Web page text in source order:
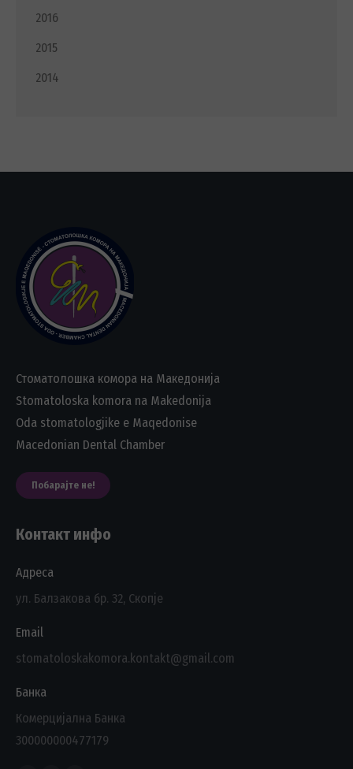
2016
2015
2014
Стоматолошка комора на Македонија
Stomatoloska komora na Makedonija
Oda stomatologjike e Maqedonise
Macedonian Dental Chamber
Побарајте не!
Контакт инфо
Адреса
ул. Балзакова бр. 32, Скопје
Email
stomatoloskakomora.kontakt@gmail.com
Банка
Комерцијална Банка
300000000477179